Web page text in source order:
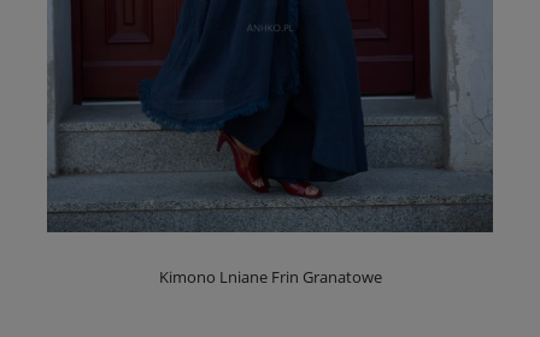
Kimono Lniane Frin Granatowe